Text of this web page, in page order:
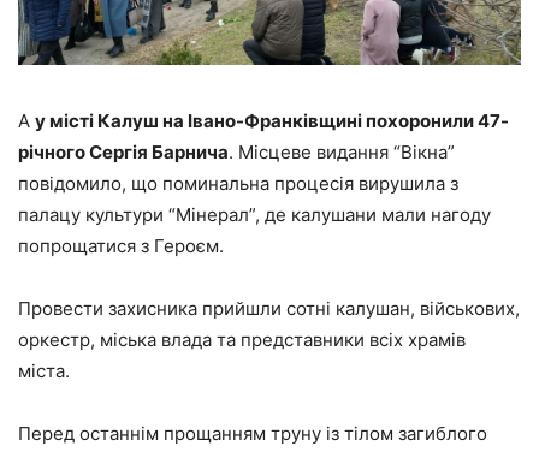
А у місті Калуш на Івано-Франківщині похоронили 47-
річного Сергія Барнича. Місцеве видання “Вікна”
повідомило, що поминальна процесія вирушила з
палацу культури “Мінерал”, де калушани мали нагоду
попрощатися з Героєм.
Провести захисника прийшли сотні калушан, військових,
оркестр, міська влада та представники всіх храмів
міста.
Перед останнім прощанням труну із тілом загиблого